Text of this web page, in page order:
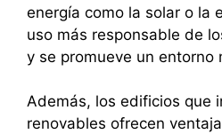
energía como la solar o la
uso más responsable de
y se promueve un entorno
Además, los edificios que
renovables ofrecen